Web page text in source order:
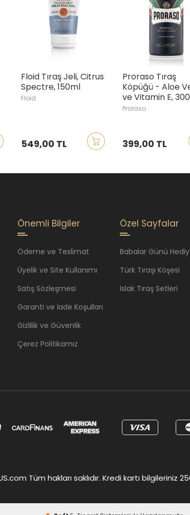
Floid Tıraş Jeli, Citrus
Spectre, 150ml
Floid
549,00 TL
Proraso Tıraş
Köpüğü - Aloe
ve Vitamin E,
Proraso
399,00 TL
Önemli Bilgiler
Ödeme ve Teslimat
Üyelik ve Site Kullanımı
Satış Sözleşmesi
Garanti ve İade Koşulları
Gizlilik ve Güvenlik
Çerez Politikamız
Özel Sayfalar
Babalar Günü
Türk Tıraşı Köşesi
Islak Tıraş Setleri
Tüm hakları saklıdır. Kredi kartı bilgileriniz